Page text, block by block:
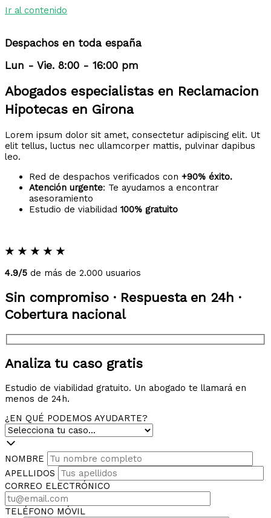
Ir al contenido
Despachos en toda españa
Lun - Vie. 8:00 - 16:00 pm
Abogados especialistas en Reclamacion
Hipotecas en Girona
Lorem ipsum dolor sit amet, consectetur adipiscing elit. Ut
elit tellus, luctus nec ullamcorper mattis, pulvinar dapibus
leo.
Red de despachos verificados con +90% éxito.
Atención urgente: Te ayudamos a encontrar
asesoramiento
Estudio de viabilidad 100% gratuito
★ ★ ★ ★ ★
4.9/5 de más de 2.000 usuarios
Sin compromiso · Respuesta en 24h ·
Cobertura nacional
Analiza tu caso gratis
Estudio de viabilidad gratuito. Un abogado te llamará en
menos de 24h.
¿EN QUÉ PODEMOS AYUDARTE?
NOMBRE
APELLIDOS
CORREO ELECTRÓNICO
TELÉFONO MÓVIL